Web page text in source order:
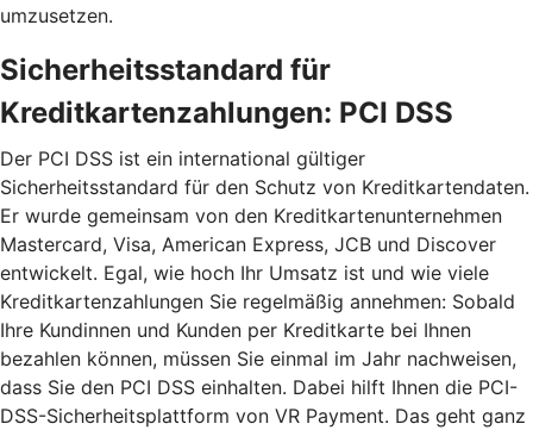
umzusetzen.
Sicherheitsstandard für
Kreditkartenzahlungen: PCI DSS
Der PCI DSS ist ein international gültiger
Sicherheitsstandard für den Schutz von Kreditkartendaten.
Er wurde gemeinsam von den Kreditkartenunternehmen
Mastercard, Visa, American Express, JCB und Discover
entwickelt. Egal, wie hoch Ihr Umsatz ist und wie viele
Kreditkartenzahlungen Sie regelmäßig annehmen: Sobald
Ihre Kundinnen und Kunden per Kreditkarte bei Ihnen
bezahlen können, müssen Sie einmal im Jahr nachweisen,
dass Sie den PCI DSS einhalten. Dabei hilft Ihnen die PCI-
DSS-Sicherheitsplattform von VR Payment. Das geht ganz